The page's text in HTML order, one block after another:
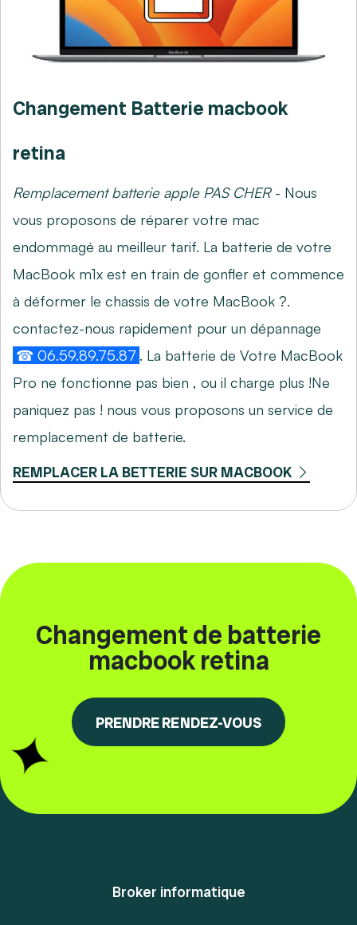
Changement Batterie macbook
retina
Remplacement batterie apple PAS CHER - Nous
vous proposons de réparer votre mac
endommagé au meilleur tarif. La batterie de votre
MacBook m1x est en train de gonfler et commence
à déformer le chassis de votre MacBook ?.
contactez-nous rapidement pour un dépannage
☎ 06.59.89.75.87 . La batterie de Votre MacBook
Pro ne fonctionne pas bien , ou il charge plus !Ne
paniquez pas ! nous vous proposons un service de
remplacement de batterie.
REMPLACER LA BETTERIE SUR MACBOOK
Changement de batterie
macbook retina
PRENDRE RENDEZ-VOUS
Broker informatique